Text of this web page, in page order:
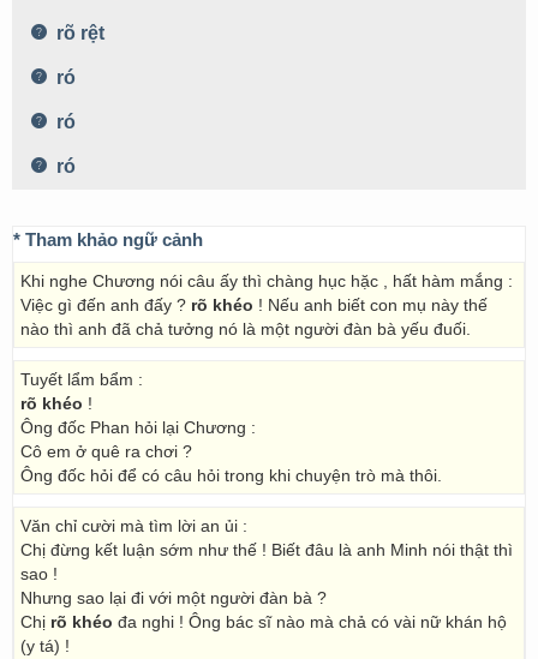
rõ rệt
ró
ró
ró
* Tham khảo ngữ cảnh
Khi nghe Chương nói câu ấy thì chàng hục hặc , hất hàm mắng :
Việc gì đến anh đấy ? rõ khéo ! Nếu anh biết con mụ này thế
nào thì anh đã chả tưởng nó là một người đàn bà yếu đuối.
Tuyết lẩm bẩm :
rõ khéo !
Ông đốc Phan hỏi lại Chương :
Cô em ở quê ra chơi ?
Ông đốc hỏi để có câu hỏi trong khi chuyện trò mà thôi.
Văn chỉ cười mà tìm lời an ủi :
Chị đừng kết luận sớm như thế ! Biết đâu là anh Minh nói thật thì
sao !
Nhưng sao lại đi với một người đàn bà ?
Chị rõ khéo đa nghi ! Ông bác sĩ nào mà chả có vài nữ khán hộ
(y tá) !